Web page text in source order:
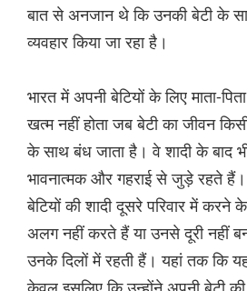
बात से अनजान थे कि उनकी बेटी के
व्यवहार किया जा रहा है।
भारत में अपनी बेटियों के लिए माता-
खत्म नहीं होता जब बेटी का जीवन
के साथ बंध जाता है। वे शादी के बाद
भावनात्मक और गहराई से जुड़े रहते हैं।
बेटियों की शादी दूसरे परिवार में
अलग नहीं करते हैं या उनसे दूरी नहीं
उनके दिलों में रहती हैं। यहां तक कि यह